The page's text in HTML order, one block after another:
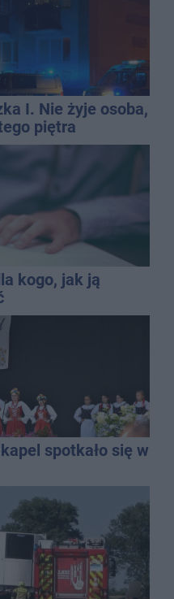
I. Nie żyje osoba,
piętra
kogo, jak ją
spotkało się w